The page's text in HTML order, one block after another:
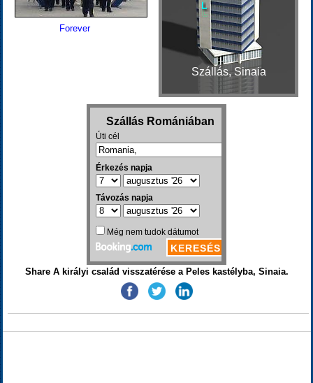
Forever
Szállás, Sinaia
Share A királyi család visszatérése a Peles kastélyba, Sinaia.